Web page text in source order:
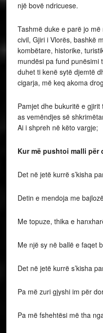
një bovë ndricuese.
Tashmë duke e parë jo
civil, Gjiri i Vlorës, bashkë
kombëtare, historike,
mundësi pa fund punësimi
duhet ti kenë sytë djemtë
cigarja, më keq akoma
Pamjet dhe bukuritë e
as vemëndjes së
Ai i shpreh në këto vargje;
Kur më pushtoi malli
Det në jetë kurrë s’kisha
Detin e mendoja me
Me topuze, thika e
Me një sy në ballë e faqet
Det në jetë kurrë s’kisha
Pa më zuri gjyshi im për
Pa më fshehtësi më tha